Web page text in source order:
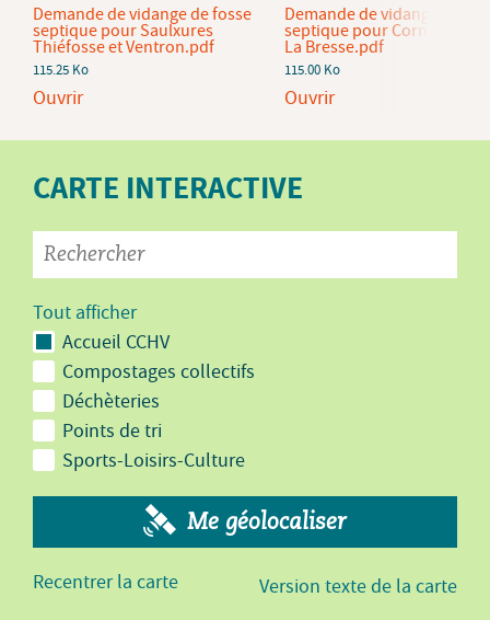
Demande de vidange de fosse
septique pour Saulxures
Thiéfosse et Ventron.pdf
115.25 Ko
Ouvrir
Demande de vidange de
septique pour Cornimont et
La Bresse.pdf
115.00 Ko
Ouvrir
CARTE INTERACTIVE
Tout afficher
Accueil CCHV
Compostages collectifs
Déchèteries
Points de tri
Sports-Loisirs-Culture
Me géolocaliser
Recentrer la carte Version texte de la carte